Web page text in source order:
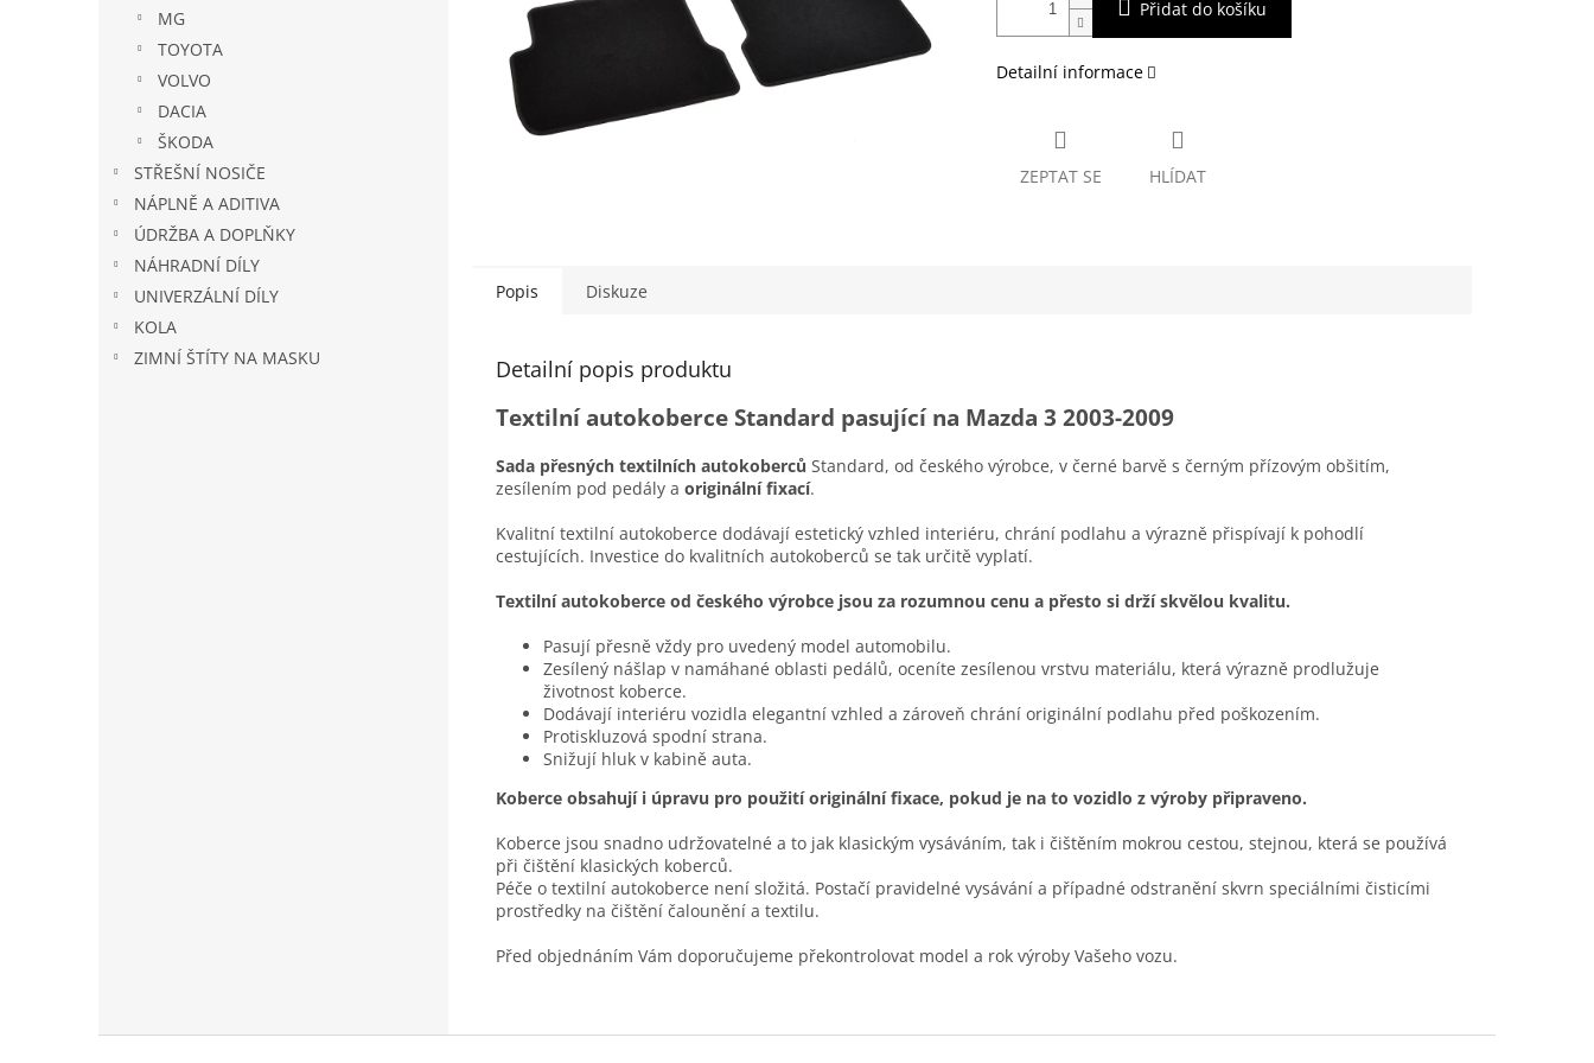
MG
TOYOTA
VOLVO
DACIA
ŠKODA
STŘEŠNÍ NOSIČE
NÁPLNĚ A ADITIVA
ÚDRŽBA A DOPLŇKY
NÁHRADNÍ DÍLY
UNIVERZÁLNÍ DÍLY
KOLA
ZIMNÍ ŠTÍTY NA MASKU
Přidat do košíku
Detailní informace
ZEPTAT SE HLÍDAT
Popis Diskuze
Detailní popis produktu
Textilní autokoberce Standard pasující na Mazda 3 2003-2009
Sada přesných textilních autokoberců Standard, od českého výrobce, v černé barvě s černým přízovým obšitím,
zesílením pod pedály a originální fixací.
Kvalitní textilní autokoberce dodávají estetický vzhled interiéru, chrání podlahu a výrazně přispívají k pohodlí
cestujících. Investice do kvalitních autokoberců se tak určitě vyplatí.
Textilní autokoberce od českého výrobce jsou za rozumnou cenu a přesto si drží skvělou kvalitu.
Pasují přesně vždy pro uvedený model automobilu.
Zesílený nášlap v namáhané oblasti pedálů, oceníte zesílenou vrstvu materiálu, která výrazně prodlužuje
životnost koberce.
Dodávají interiéru vozidla elegantní vzhled a zároveň chrání originální podlahu před poškozením.
Protiskluzová spodní strana.
Snižují hluk v kabině auta.
Koberce obsahují i úpravu pro použití originální fixace, pokud je na to vozidlo z výroby připraveno.
Koberce jsou snadno udržovatelné a to jak klasickým vysáváním, tak i čištěním mokrou cestou, stejnou, která se používá
při čištění klasických koberců.
Péče o textilní autokoberce není složitá. Postačí pravidelné vysávání a případné odstranění skvrn speciálními čisticími
prostředky na čištění čalounění a textilu.
Před objednáním Vám doporučujeme překontrolovat model a rok výroby Vašeho vozu.